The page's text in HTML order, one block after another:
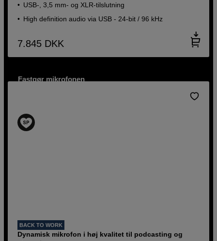
USB-, 3,5 mm- og XLR-tilslutning
High definition audio via USB - 24-bit / 96 kHz
7.845 DKK
Fastgør mikrofonen
BACK TO WORK
Dynamisk mikrofon i høj kvalitet til podcasting og